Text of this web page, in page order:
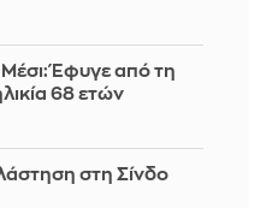
Έφυγε από τη
68 ετών
στη Σίνδο